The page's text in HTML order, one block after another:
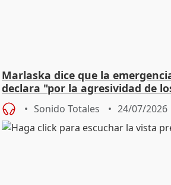
Marlaska dice que la
declara "por la agresividad de
Sonido Totales 24/07/2026